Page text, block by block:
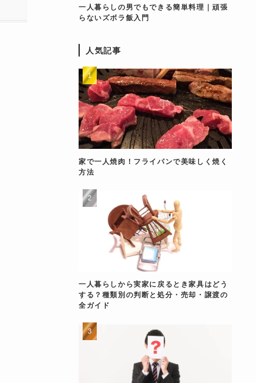
一人暮らしの男でもできる簡単料理｜頑張
らないズボラ飯入門
人気記事
家で一人焼肉！フライパンで美味しく焼く
方法
一人暮らしから実家に戻るとき家具はどう
する？種類別の判断と処分・売却・譲渡の
全ガイド